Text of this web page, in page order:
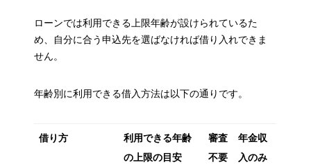
ローンでは利用できる上限年齢が設けられているた
め、自分に合う申込先を選ばなければ借り入れできま
せん。
年齢別に利用できる借入方法は以下の通りです。
借り方
利用できる年齢
の上限の目安
審査
不要
年金収
入のみ